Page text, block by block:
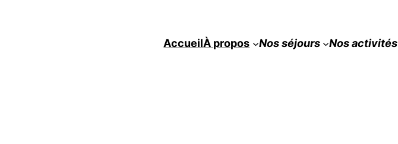
AccueilÀ propos Nos séjours Nosactivités